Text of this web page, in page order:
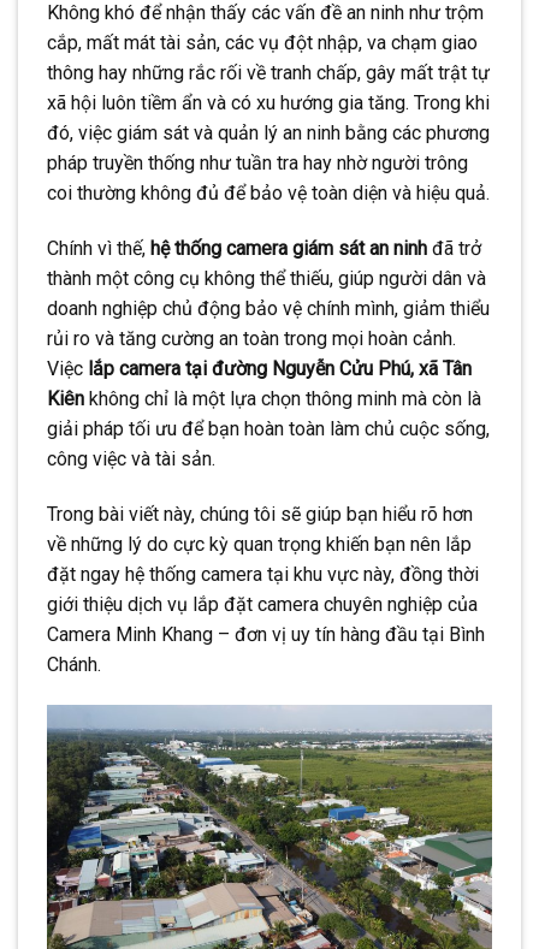
Không khó để nhận thấy các vấn đề an ninh như trộm
cắp, mất mát tài sản, các vụ đột nhập, va chạm giao
thông hay những rắc rối về tranh chấp, gây mất trật tự
xã hội luôn tiềm ẩn và có xu hướng gia tăng. Trong khi
đó, việc giám sát và quản lý an ninh bằng các phương
pháp truyền thống như tuần tra hay nhờ người trông
coi thường không đủ để bảo vệ toàn diện và hiệu quả.
Chính vì thế, hệ thống camera giám sát an ninh đã trở
thành một công cụ không thể thiếu, giúp người dân và
doanh nghiệp chủ động bảo vệ chính mình, giảm thiểu
rủi ro và tăng cường an toàn trong mọi hoàn cảnh.
Việc lắp camera tại đường Nguyễn Cửu Phú, xã Tân
Kiên không chỉ là một lựa chọn thông minh mà còn là
giải pháp tối ưu để bạn hoàn toàn làm chủ cuộc sống,
công việc và tài sản.
Trong bài viết này, chúng tôi sẽ giúp bạn hiểu rõ hơn
về những lý do cực kỳ quan trọng khiến bạn nên lắp
đặt ngay hệ thống camera tại khu vực này, đồng thời
giới thiệu dịch vụ lắp đặt camera chuyên nghiệp của
Camera Minh Khang – đơn vị uy tín hàng đầu tại Bình
Chánh.